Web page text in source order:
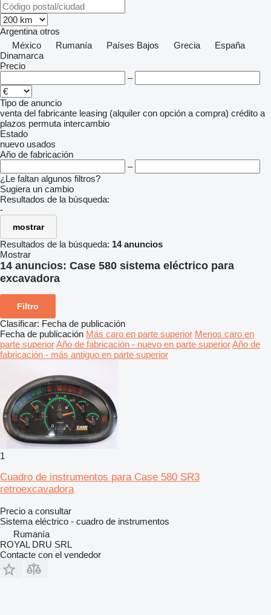
Argentina otros
México
Rumanía Países Bajos Grecia
España
Dinamarca
Precio
–
Tipo de anuncio
venta del fabricante leasing (alquiler con opción a compra) crédito a
plazos permuta intercambio
Estado
nuevo usados
Año de fabricación
–
¿Le faltan algunos filtros?
Sugiera un cambio
Resultados de la búsqueda:
-
mostrar
Resultados de la búsqueda: 14 anuncios
Mostrar
14 anuncios: Case 580 sistema eléctrico para
excavadora
Filtro
Clasificar: Fecha de publicación
Fecha de publicación Más caro en parte superior Menos caro en
parte superiorAño de fabricación - nuevo en parte superiorAño de
fabricación - más antiguo en parte superior
1
Cuadro de instrumentos para Case 580 SR3
retroexcavadora
Precio a consultar
Sistema eléctrico - cuadro de instrumentos
Rumanía
ROYAL DRU SRL
Contacte con el vendedor